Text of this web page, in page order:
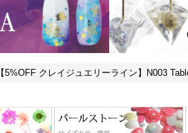
【5%OFF クレイジュエリーライン】N003